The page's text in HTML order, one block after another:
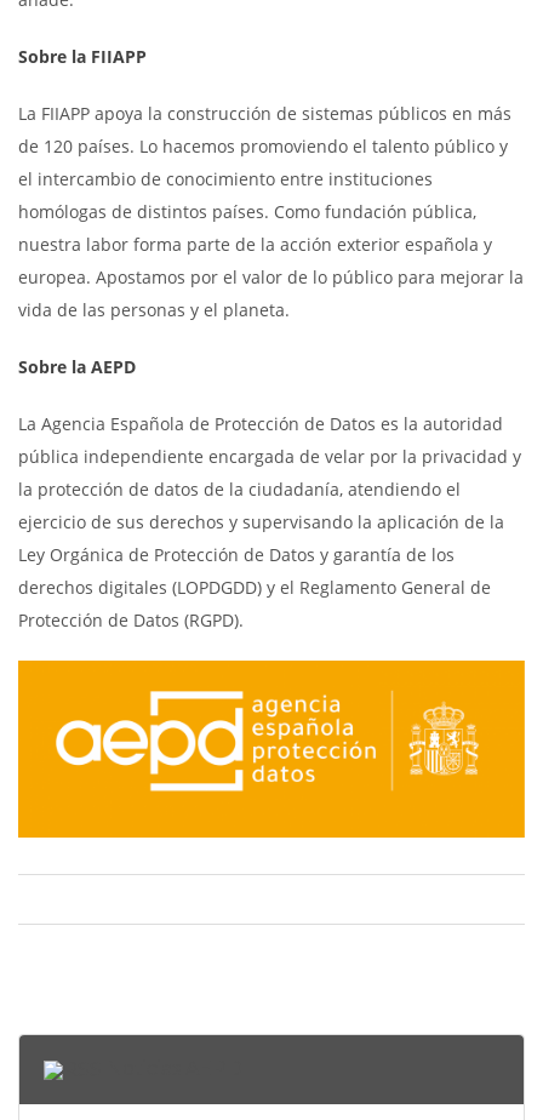
Sobre la FIIAPP
La FIIAPP apoya la construcción de sistemas públicos en más
de 120 países. Lo hacemos promoviendo el talento público y
el intercambio de conocimiento entre instituciones
homólogas de distintos países. Como fundación pública,
nuestra labor forma parte de la acción exterior española y
europea. Apostamos por el valor de lo público para mejorar la
vida de las personas y el planeta.
Sobre la AEPD
La Agencia Española de Protección de Datos es la autoridad
pública independiente encargada de velar por la privacidad y
la protección de datos de la ciudadanía, atendiendo el
ejercicio de sus derechos y supervisando la aplicación de la
Ley Orgánica de Protección de Datos y garantía de los
derechos digitales (LOPDGDD) y el Reglamento General de
Protección de Datos (RGPD).